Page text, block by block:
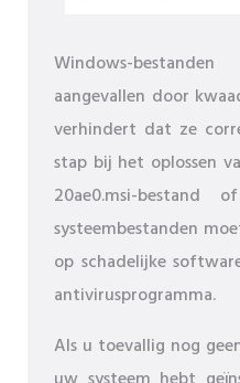
Windows-
aangevallen door
verhindert dat ze
stap bij het oplossen
20ae0.msi-bestand
systeembestanden
op schadelijke
antivirusprogramma.
Als u toevallig nog